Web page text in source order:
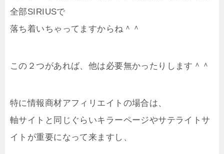
全部SIRIUSで
落ち着いちゃってますからね＾＾
この２つがあれば、他は必要無かったりします＾＾
特に情報商材アフィリエイトの場合は、
軸サイトと同じぐらいキラーページやサテライトサ
イトが重要になって来ますし、